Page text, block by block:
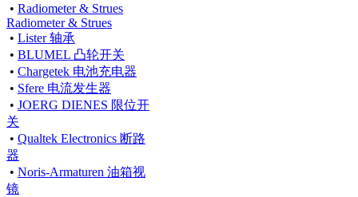
• Radiometer & Strues
Radiometer & Strues
• Lister 轴承
• BLUMEL 凸轮开关
• Chargetek 电池充电器
• Sfere 电流发生器
• JOERG DIENES 限位开
关
• Qualtek Electronics 断路
器
• Noris-Armaturen 油箱视
镜